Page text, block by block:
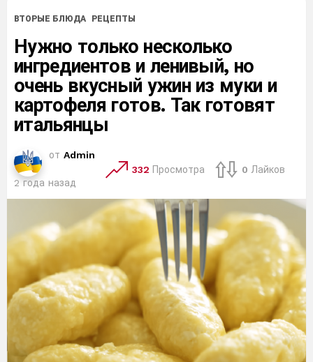
ВТОРЫЕ БЛЮДА РЕЦЕПТЫ
Нужно только несколько
ингредиентов и ленивый, но
очень вкусный ужин из муки и
картофеля готов. Так готовят
итальянцы
от Admin
2 года назад
332 Просмотра 0 Лайков